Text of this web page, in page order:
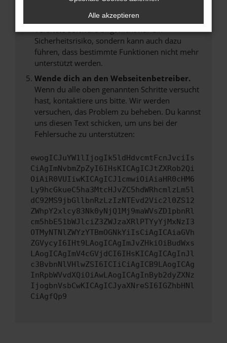
Veraltete Software birgt nicht nur ein
Sicherheitsrisiko, sondern kann auch dazu
führen, dass bestimmte Funktionen nicht mehr
unterstützt werden.
Wende dich an den Webseitenbetreiber.
Wenn du alle oben genannten Schritte versucht
hast, kontaktiere uns bitte. Wir werden
versuchen, das Problem zu beheben. Du kannst
uns diesen Text schicken, um uns bei der
Fehlersuche zu unterstützen:
ewogICJuYW1lIjogIk5ldHdvcmtFcnJvciIs
CiAgImNvbmZpZyI6IHsKICAgICJtZXRob2Qi
OiAiR0VUIiwKICAgICJ1cmwiOiAiaHR0cHM6
Ly9hcGkueC5ha3MtcHJvZC5hdWRhcmlzLm5l
dC92MS9jbGllbnRzLzIzNTEvd2Vic2l0ZS12
ZWhpY2xlcy83Nk0yNjQ1Mj9maWVsZD1pbnRl
cm5hbE51bWJlciZ3ZWJzaXRlPTYyYjMxNzI3
OTMyNTNlZWYzYTBmOGNkYiIsCiAgICAiaGVh
ZGVycyI6IHt9LAogICAgImJvZHkiOiBudWxs
LAogICAgImV4cGVjdCI6IHsKICAgICAgInJl
c3BvbnNlVHlwZSI6ICIiCiAgICB9LAogICAg
InRpbWVvdXQiOiAwLAogICAgInByb2dyZXNz
IjogbnVsbCwKICAgICJyaXNreSI6IGZhbHNl
CiAgfQp9
Alle akzeptieren